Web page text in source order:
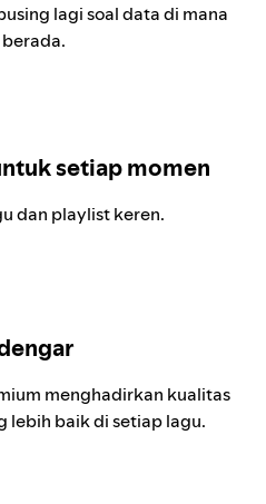
lagi soal data di mana
setiap momen
dan playlist keren.
menghadirkan kualitas
lebih baik di setiap lagu.